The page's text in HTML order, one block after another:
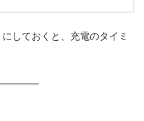
しておくと、充電のタイミ